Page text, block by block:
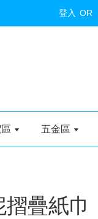
登入 OR
五金區
摺疊紙巾